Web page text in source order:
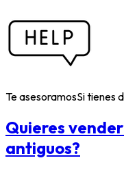
Te asesoramosSi tienes
Quieres
antiguos?